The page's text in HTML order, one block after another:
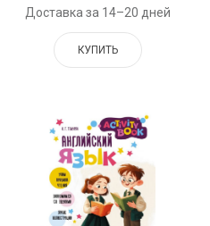
Доставка за 14–20 дней
КУПИТЬ